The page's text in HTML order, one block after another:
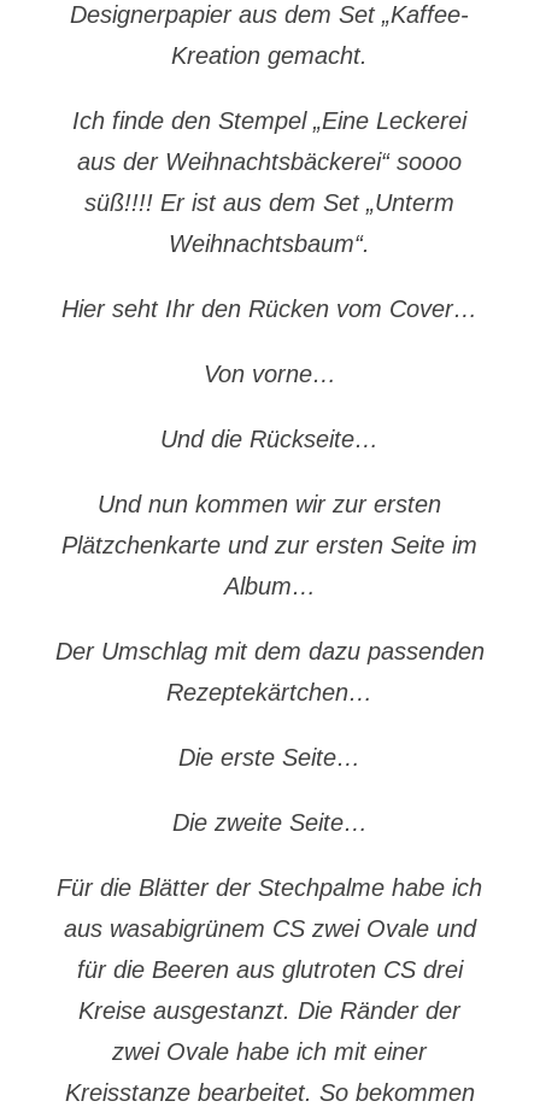
Designerpapier aus dem Set „Kaffee-
Kreation gemacht.
Ich finde den Stempel „Eine Leckerei
aus der Weihnachtsbäckerei“ soooo
süß!!!! Er ist aus dem Set „Unterm
Weihnachtsbaum“.
Hier seht Ihr den Rücken vom Cover…
Von vorne…
Und die Rückseite…
Und nun kommen wir zur ersten
Plätzchenkarte und zur ersten Seite im
Album…
Der Umschlag mit dem dazu passenden
Rezeptekärtchen…
Die erste Seite…
Die zweite Seite…
Für die Blätter der Stechpalme habe ich
aus wasabigrünem CS zwei Ovale und
für die Beeren aus glutroten CS drei
Kreiseausgestanzt. Die Ränder der
zwei Ovale habe ich mit einer
Kreisstanze bearbeitet. So bekommen